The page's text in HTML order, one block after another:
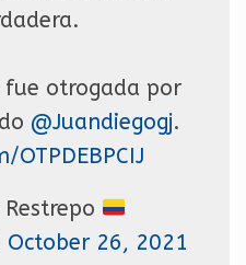
fue otrogada por
@Juandiegogj.
October 26, 2021